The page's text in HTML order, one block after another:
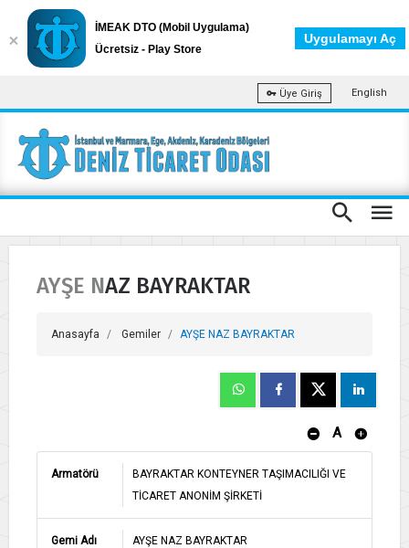
Üye Giriş English
AYŞE NAZ BAYRAKTAR
Anasayfa Gemiler AYŞE NAZ BAYRAKTAR
A
Armatörü
BAYRAKTAR KONTEYNER TAŞIMACILIĞI VE
TİCARET ANONİM ŞİRKETİ
Gemi Adı AYŞE NAZ BAYRAKTAR
İMEAK DTO (Mobil Uygulama)
Ücretsiz - Play Store
Uygulamayı Aç